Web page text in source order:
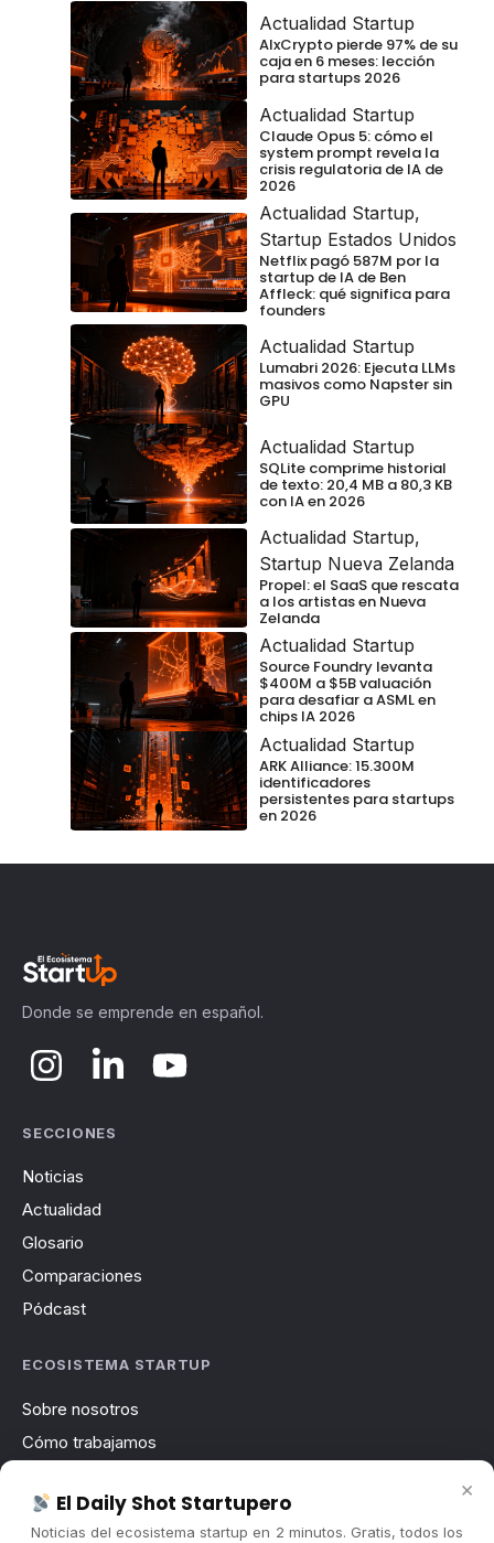
Actualidad Startup
AIxCrypto pierde 97% de su
caja en 6 meses: lección
para startups 2026
Actualidad Startup
Claude Opus 5: cómo el
system prompt revela la
crisis regulatoria de IA de
2026
Actualidad Startup,
Startup Estados Unidos
Netflix pagó 587M por la
startup de IA de Ben
Affleck: qué significa para
founders
Actualidad Startup
Lumabri 2026: Ejecuta LLMs
masivos como Napster sin
GPU
Actualidad Startup
SQLite comprime historial
de texto: 20,4 MB a 80,3 KB
con IA en 2026
Actualidad Startup,
Startup Nueva Zelanda
Propel: el SaaS que rescata
a los artistas en Nueva
Zelanda
Actualidad Startup
Source Foundry levanta
$400M a $5B valuación
para desafiar a ASML en
chips IA 2026
Actualidad Startup
ARK Alliance: 15.300M
identificadores
persistentes para startups
en 2026
Donde se emprende en español.
SECCIONES
Noticias
Actualidad
Glosario
Comparaciones
Pódcast
ECOSISTEMA STARTUP
Sobre nosotros
Cómo trabajamos
Contacto
×
El Daily Shot Startupero
Noticias del ecosistema startup en 2 minutos. Gratis, todos los